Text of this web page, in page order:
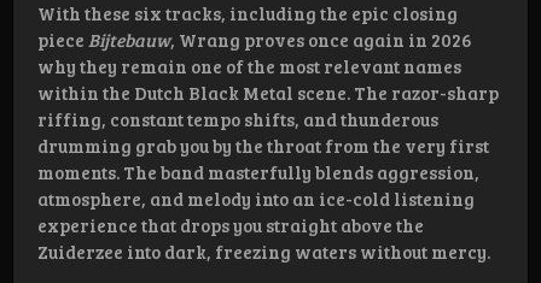
With these six tracks, including the epic closing
piece Bijtebauw, Wrang proves once again in 2026
why they remain one of the most relevant names
within the Dutch Black Metal scene. The razor-sharp
riffing, constant tempo shifts, and thunderous
drumming grab you by the throat from the very first
moments. The band masterfully blends aggression,
atmosphere, and melody into an ice-cold listening
experience that drops you straight above the
Zuiderzee into dark, freezing waters without mercy.